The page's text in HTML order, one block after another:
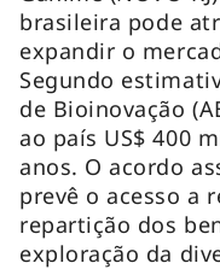
brasileira pode
expandir o
Segundo
de Bioinovação
ao país US$ 400
anos. O acordo
prevê o acesso a
repartição dos
exploração da